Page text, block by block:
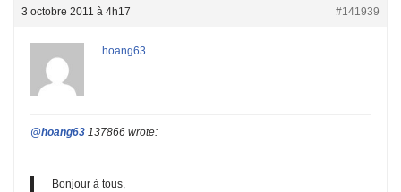
3 octobre 2011 à 4h17 #141939
hoang63
@hoang63 137866 wrote:
Bonjour à tous,